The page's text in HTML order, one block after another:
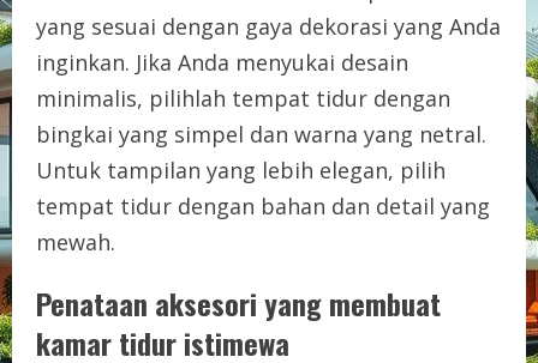
yang sesuai dengan gaya dekorasi yang Anda
inginkan. Jika Anda menyukai desain
minimalis, pilihlah tempat tidur dengan
bingkai yang simpel dan warna yang netral.
Untuk tampilan yang lebih elegan, pilih
tempat tidur dengan bahan dan detail yang
mewah.
Penataan aksesori yang membuat
kamar tidur istimewa